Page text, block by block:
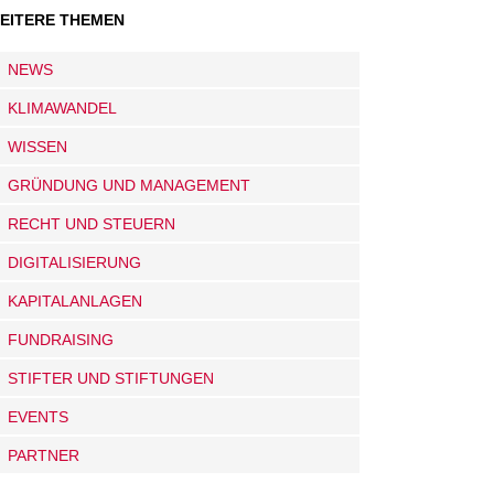
THEMEN
NEWS
KLIMAWANDEL
WISSEN
GRÜNDUNG UND MANAGEMENT
RECHT UND STEUERN
DIGITALISIERUNG
KAPITALANLAGEN
FUNDRAISING
STIFTER UND STIFTUNGEN
EVENTS
PARTNER